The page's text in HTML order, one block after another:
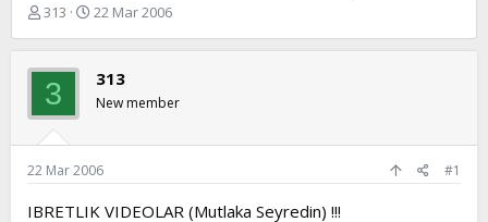
K
b
u
y
u
b
a
l
313
B
a
n
ı
ç
a
22 Mar 2006
3 313
New member
22 Mar 2006 #1
IBRETLIK VIDEOLAR (Mutlaka Seyredin) !!!